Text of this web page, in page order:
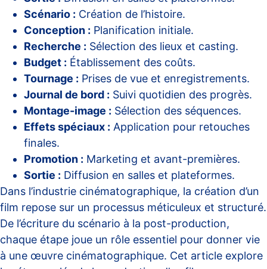
Scénario : Création de l’histoire.
Conception : Planification initiale.
Recherche : Sélection des lieux et casting.
Budget : Établissement des coûts.
Tournage : Prises de vue et enregistrements.
Journal de bord : Suivi quotidien des progrès.
Montage-image : Sélection des séquences.
Effets spéciaux : Application pour retouches
finales.
Promotion : Marketing et avant-premières.
Sortie : Diffusion en salles et plateformes.
Dans l’industrie cinématographique, la création d’un
film repose sur un processus méticuleux et structuré.
De l’écriture du scénario à la post-production,
chaque étape joue un rôle essentiel pour donner vie
à une œuvre cinématographique. Cet article explore